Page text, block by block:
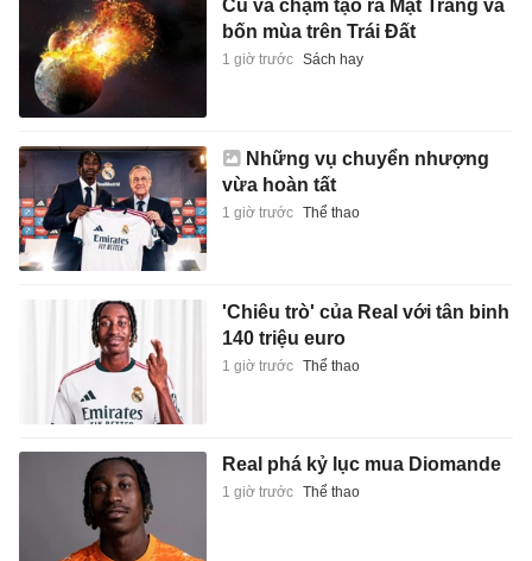
Cú va chạm tạo ra Mặt Trăng và
bốn mùa trên Trái Đất
1 giờ trước Sách hay
Những vụ chuyển nhượng
vừa hoàn tất
1 giờ trước Thể thao
'Chiêu trò' của Real với tân binh
140 triệu euro
1 giờ trước Thể thao
Real phá kỷ lục mua Diomande
1 giờ trước Thể thao